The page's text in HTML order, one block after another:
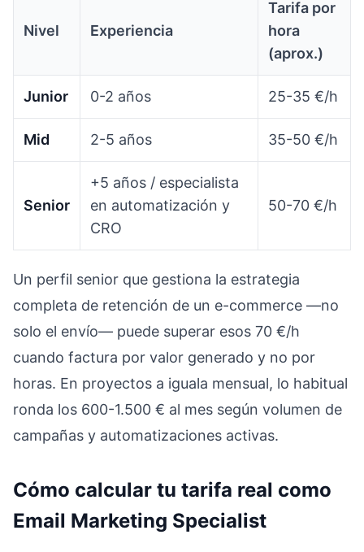
Nivel Experiencia
Tarifa por
hora
(aprox.)
Junior 0-2 años 25-35 €/h
Mid 2-5 años 35-50 €/h
Senior
+5 años / especialista
en automatización y
CRO
50-70 €/h
Un perfil senior que gestiona la estrategia
completa de retención de un e-commerce —no
solo el envío— puede superar esos 70 €/h
cuando factura por valor generado y no por
horas. En proyectos a iguala mensual, lo habitual
ronda los 600-1.500 € al mes según volumen de
campañas y automatizaciones activas.
Cómo calcular tu tarifa real como
Email Marketing Specialist